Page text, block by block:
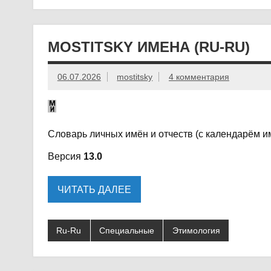
MOSTITSKY ИМЕНА (RU-RU)
06.07.2026 mostitsky 4 комментария
Словарь личных имён и отчеств (с календарём
Версия 13.0
ЧИТАТЬ ДАЛЕЕ
Ru-Ru Специальные Этимология